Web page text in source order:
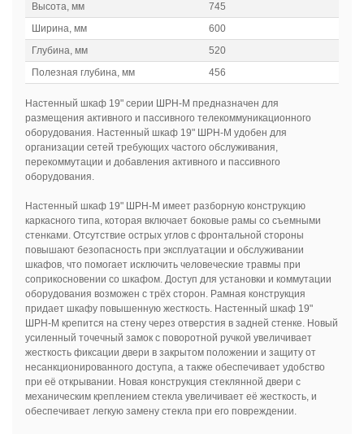
Высота, мм
745
Ширина, мм
600
Глубина, мм
520
Полезная глубина, мм
456
Настенный шкаф 19" серии ШРН-М предназначен для
размещения активного и пассивного телекоммуникационного
оборудования. Настенный шкаф 19" ШРН-М удобен для
организации сетей требующих частого обслуживания,
перекоммутации и добавления активного и пассивного
оборудования.
Настенный шкаф 19" ШРН-М имеет разборную конструкцию
каркасного типа, которая включает боковые рамы со съемными
стенками. Отсутствие острых углов с фронтальной стороны
повышают безопасность при эксплуатации и обслуживании
шкафов, что помогает исключить человеческие травмы при
соприкосновении со шкафом. Доступ для установки и коммутации
оборудования возможен с трёх сторон. Рамная конструкция
придает шкафу повышенную жесткость. Настенный шкаф 19"
ШРН-М крепится на стену через отверстия в задней стенке. Новый
усиленный точечный замок с поворотной ручкой увеличивает
жесткость фиксации двери в закрытом положении и защиту от
несанкционированного доступа, а также обеспечивает удобство
при её открывании. Новая конструкция стеклянной двери с
механическим креплением стекла увеличивает её жесткость, и
обеспечивает легкую замену стекла при его повреждении.